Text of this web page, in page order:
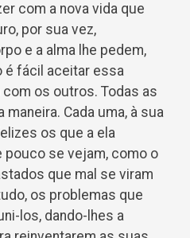
com a nova vida que
por sua vez,
e a alma lhe pedem,
é fácil aceitar essa
os outros. Todas as
Cada uma, à sua
os que a ela
se vejam, como o
que mal se viram
os problemas que
los, dando-lhes a